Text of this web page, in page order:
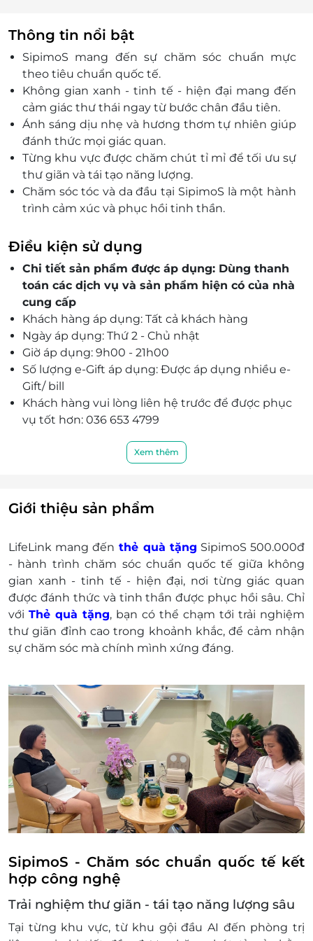
Thông tin nổi bật
SipimoS mang đến sự chăm sóc chuẩn mực
theo tiêu chuẩn quốc tế.
Không gian xanh - tinh tế - hiện đại mang đến
cảm giác thư thái ngay từ bước chân đầu tiên.
Ánh sáng dịu nhẹ và hương thơm tự nhiên giúp
đánh thức mọi giác quan.
Từng khu vực được chăm chút tỉ mỉ để tối ưu sự
thư giãn và tái tạo năng lượng.
Chăm sóc tóc và da đầu tại SipimoS là một hành
trình cảm xúc và phục hồi tinh thần.
tóc đến tinh thần sau mỗi liệu trình.
Điều kiện sử dụng
Chi tiết sản phẩm được áp dụng: Dùng thanh
toán các dịch vụ và sản phẩm hiện có của nhà
cung cấp
Khách hàng áp dụng: Tất cả khách hàng
Ngày áp dụng: Thứ 2 - Chủ nhật
Giờ áp dụng: 9h00 - 21h00
Số lượng e-Gift áp dụng: Được áp dụng nhiều e-
Gift/ bill
Khách hàng vui lòng liên hệ trước để được phục
vụ tốt hơn: 036 653 4799
Một khách hàng được mua nhiều e-Gift mua
mặt, không trả lại tiền thừa.
Giá đã bao gồm thuế VAT
Xem thêm
Giới thiệu sản phẩm
LifeLink mang đến thẻ quà tặng SipimoS 500.000đ
- hành trình chăm sóc chuẩn quốc tế giữa không
gian xanh - tinh tế - hiện đại, nơi từng giác quan
được đánh thức và tinh thần được phục hồi sâu. Chỉ
với Thẻ quà tặng, bạn có thể chạm tới trải nghiệm
thư giãn đỉnh cao trong khoảnh khắc, để cảm nhận
sự chăm sóc mà chính mình xứng đáng.
SipimoS - Chăm sóc chuẩn quốc tế kết
hợp công nghệ
Trải nghiệm thư giãn - tái tạo năng lượng sâu
Tại từng khu vực, từ khu gội đầu AI đến phòng trị